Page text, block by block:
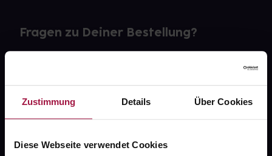
Zustimmung Details Über Cookies
Diese Webseite verwendet Cookies
Fragen zu Deiner Bestellung?